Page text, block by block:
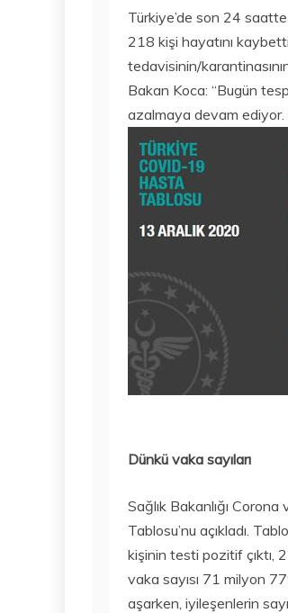
Türkiye’de son 24
218 kişi hayatını
tedavisinin/
Bakan Koca: “Bugün
azalmaya devam ediyor.
Dünkü vaka sayıları
Sağlık Bakanlığı
Tablosu’nu açıkladı.
kişinin testi pozitif çıktı,
vaka sayısı 71 milyon
aşarken, iyileşenlerin